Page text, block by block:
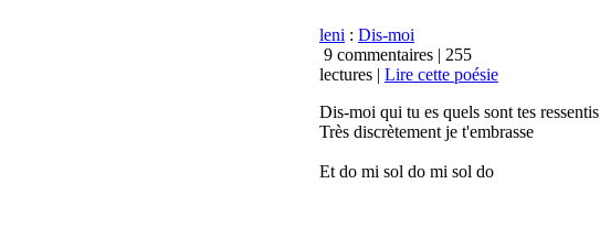
leni : Dis-moi
9 commentaires | 255
lectures | Lire cette poésie
Dis-moi qui tu es quels sont tes ressentis
Très discrètement je t'embrasse
Et do mi sol do mi sol do